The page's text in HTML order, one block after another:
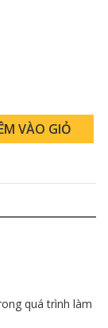
VÀO GIỎ
quá trình làm